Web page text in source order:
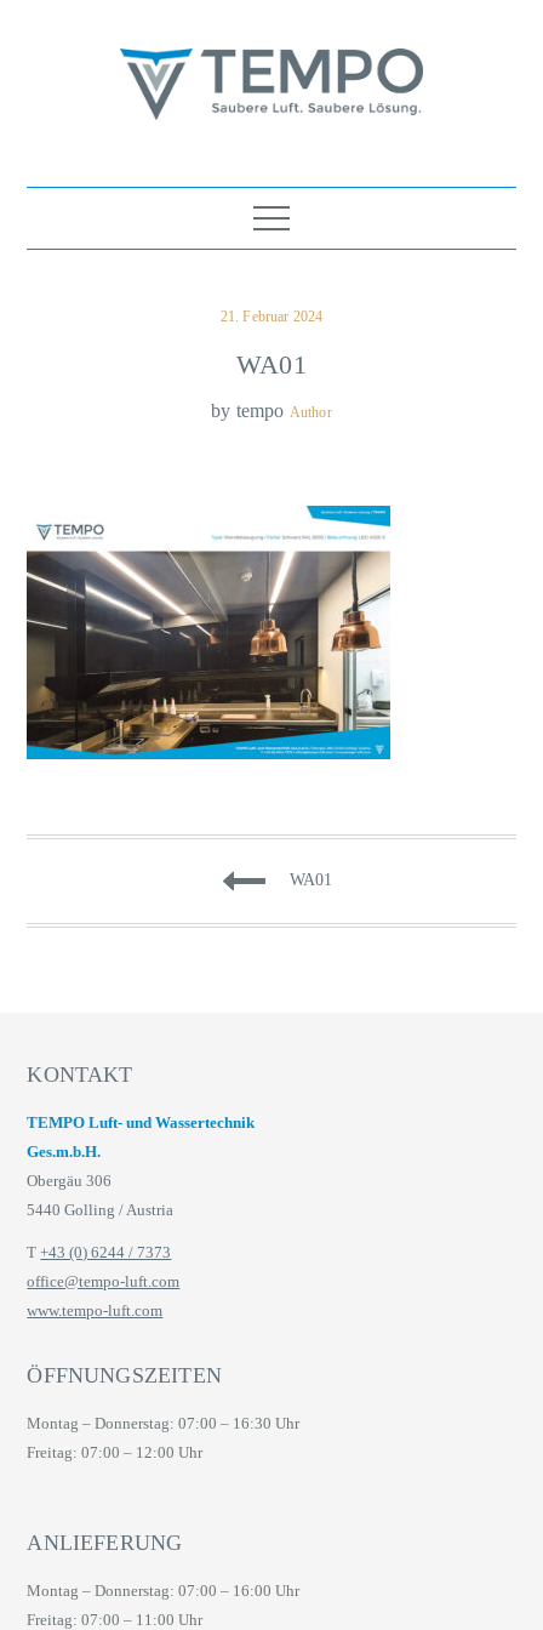
Wassertechnik Ges.m.b.H.
Posted
21. Februar 2024
WA01
by tempo Author
WA01
KONTAKT
TEMPO Luft- und Wassertechnik
Ges.m.b.H.
Obergäu 306
5440 Golling / Austria
T+43 (0) 6244 / 7373
office@tempo-luft.com
www.tempo-luft.com
ÖFFNUNGSZEITEN
Montag – Donnerstag: 07:00 – 16:30 Uhr
Freitag: 07:00 – 12:00 Uhr
ANLIEFERUNG
Montag – Donnerstag: 07:00 – 16:00 Uhr
Freitag: 07:00 – 11:00 Uhr